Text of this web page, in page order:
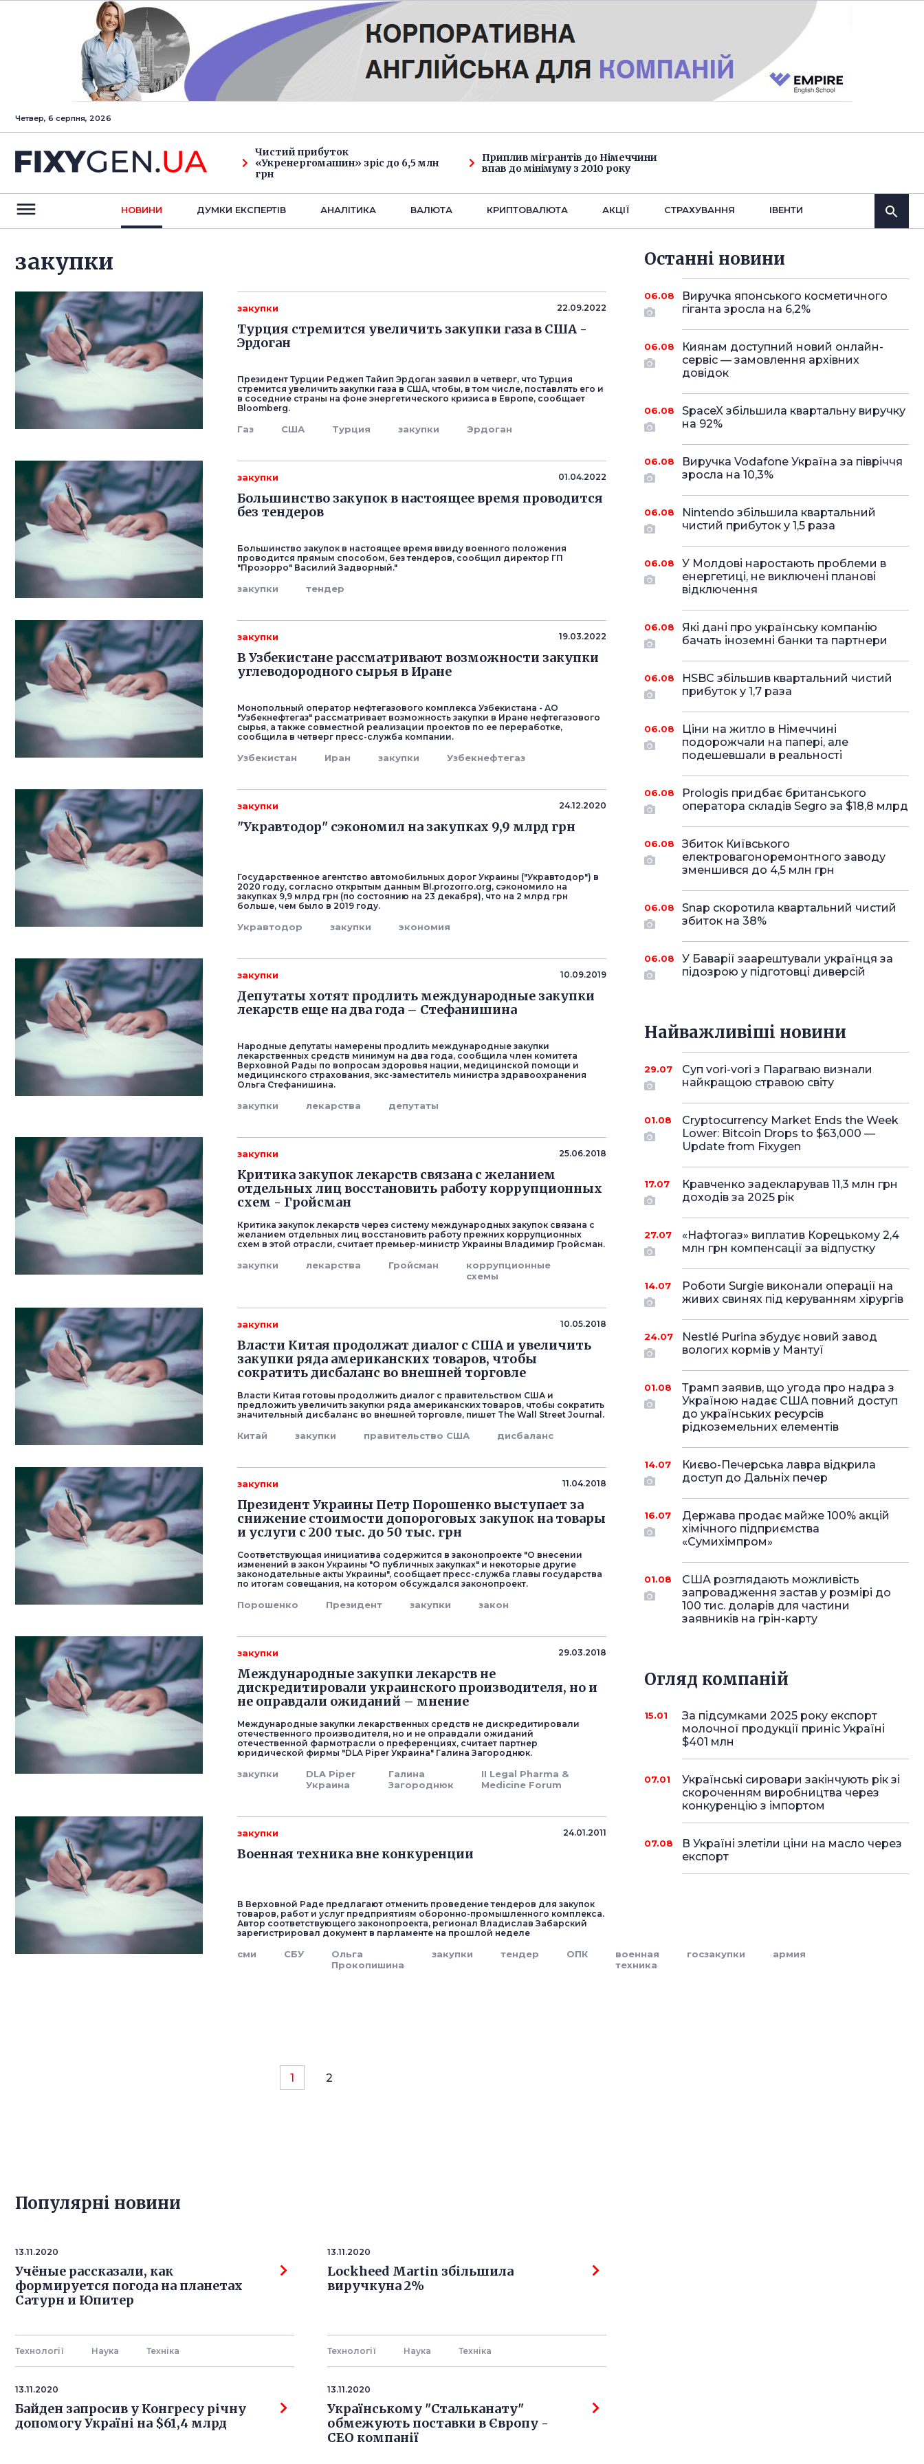
Четвер, 6 серпня, 2026
Чистий прибуток
«Укренергомашин» зріс до 6,5 млн
грн
Приплив мігрантів до Німеччини
впав до мінімуму з 2010 року
НОВИНИ ДУМКИ ЕКСПЕРТIВ АНАЛIТИКА ВАЛЮТА КРИПТОВАЛЮТА АКЦІЇ СТРАХУВАННЯ IВЕНТИ
закупки
закупки 22.09.2022
Турция стремится увеличить закупки газа в США -
Эрдоган
Президент Турции Реджеп Тайип Эрдоган заявил в четверг, что Турция
стремится увеличить закупки газа в США, чтобы, в том числе, поставлять его и
в соседние страны на фоне энергетического кризиса в Европе, сообщает
Bloomberg.
Газ США Турция закупки Эрдоган
закупки 01.04.2022
Большинство закупок в настоящее время проводится
без тендеров
Большинство закупок в настоящее время ввиду военного положения
проводится прямым способом, без тендеров, сообщил директор ГП
"Прозорро" Василий Задворный."
закупки тендер
закупки 19.03.2022
В Узбекистане рассматривают возможности закупки
углеводородного сырья в Иране
Монопольный оператор нефтегазового комплекса Узбекистана - АО
"Узбекнефтегаз" рассматривает возможность закупки в Иране нефтегазового
сырья, а также совместной реализации проектов по ее переработке,
сообщила в четверг пресс-служба компании.
Узбекистан Иран закупки Узбекнефтегаз
закупки 24.12.2020
"Укравтодор" сэкономил на закупках 9,9 млрд грн
Государственное агентство автомобильных дорог Украины ("Укравтодор") в
2020 году, согласно открытым данным BI.prozorro.org, сэкономило на
закупках 9,9 млрд грн (по состоянию на 23 декабря), что на 2 млрд грн
больше, чем было в 2019 году.
Укравтодор закупки экономия
закупки 10.09.2019
Депутаты хотят продлить международные закупки
лекарств еще на два года – Стефанишина
Народные депутаты намерены продлить международные закупки
лекарственных средств минимум на два года, сообщила член комитета
Верховной Рады по вопросам здоровья нации, медицинской помощи и
медицинского страхования, экс-заместитель министра здравоохранения
Ольга Стефанишина.
закупки лекарства депутаты
закупки 25.06.2018
Критика закупок лекарств связана с желанием
отдельных лиц восстановить работу коррупционных
схем - Гройсман
Критика закупок лекарств через систему международных закупок связана с
желанием отдельных лиц восстановить работу прежних коррупционных
схем в этой отрасли, считает премьер-министр Украины Владимир Гройсман.
закупки лекарства Гройсман
коррупционные
схемы
закупки 10.05.2018
Власти Китая продолжат диалог с США и увеличить
закупки ряда американских товаров, чтобы
сократить дисбаланс во внешней торговле
Власти Китая готовы продолжить диалог с правительством США и
предложить увеличить закупки ряда американских товаров, чтобы сократить
значительный дисбаланс во внешней торговле, пишет The Wall Street Journal.
Китай закупки правительство США дисбаланс
закупки 11.04.2018
Президент Украины Петр Порошенко выступает за
снижение стоимости допороговых закупок на товары
и услуги с 200 тыс. до 50 тыс. грн
Соответствующая инициатива содержится в законопроекте "О внесении
изменений в закон Украины "О публичных закупках" и некоторые другие
законодательные акты Украины", сообщает пресс-служба главы государства
по итогам совещания, на котором обсуждался законопроект.
Порошенко Президент закупки закон
закупки 29.03.2018
Международные закупки лекарств не
дискредитировали украинского производителя, но и
не оправдали ожиданий – мнение
Международные закупки лекарственных средств не дискредитировали
отечественного производителя, но и не оправдали ожиданий
отечественной фармотрасли о преференциях, считает партнер
юридической фирмы "DLA Piper Украина" Галина Загороднюк.
закупки
DLA Piper
Украина
Галина
Загороднюк
II Legal Pharma &
Medicine Forum
закупки 24.01.2011
Военная техника вне конкуренции
В Верховной Раде предлагают отменить проведение тендеров для закупок
товаров, работ и услуг предприятиям оборонно-промышленного комплекса.
Автор соответствующего законопроекта, регионал Владислав Забарский
зарегистрировал документ в парламенте на прошлой неделе
сми СБУ
Ольга
Прокопишина
закупки тендер ОПК
военная
техника
госзакупки армия
1 2
Популярнi новини
13.11.2020
Учёные рассказали, как
формируется погода на планетах
Сатурн и Юпитер
Технології Наука Технiка
13.11.2020
Lockheed Martin збільшила
виручкуна 2%
Технології Наука Технiка
13.11.2020
Байден запросив у Конгресу річну
допомогу Україні на $61,4 млрд
13.11.2020
Українському "Стальканату"
обмежують поставки в Європу -
СЕО компанії
Останнi новини
06.08
Виручка японського косметичного
гіганта зросла на 6,2%
06.08
Киянам доступний новий онлайн-
сервіс — замовлення архівних
довідок
06.08
SpaceX збільшила квартальну виручку
на 92%
06.08
Виручка Vodafone Україна за півріччя
зросла на 10,3%
06.08
Nintendo збільшила квартальний
чистий прибуток у 1,5 раза
06.08
У Молдові наростають проблеми в
енергетиці, не виключені планові
відключення
06.08
Які дані про українську компанію
бачать іноземні банки та партнери
06.08
HSBC збільшив квартальний чистий
прибуток у 1,7 раза
06.08
Ціни на житло в Німеччині
подорожчали на папері, але
подешевшали в реальності
06.08
Prologis придбає британського
оператора складів Segro за $18,8 млрд
06.08
Збиток Київського
електровагоноремонтного заводу
зменшився до 4,5 млн грн
06.08
Snap скоротила квартальний чистий
збиток на 38%
06.08
У Баварії заарештували українця за
підозрою у підготовці диверсій
Найважливіші новини
29.07
Суп vori-vori з Парагваю визнали
найкращою стравою світу
01.08
Cryptocurrency Market Ends the Week
Lower: Bitcoin Drops to $63,000 —
Update from Fixygen
17.07
Кравченко задекларував 11,3 млн грн
доходів за 2025 рік
27.07
«Нафтогаз» виплатив Корецькому 2,4
млн грн компенсації за відпустку
14.07
Роботи Surgie виконали операції на
живих свинях під керуванням хірургів
24.07
Nestlé Purina збудує новий завод
вологих кормів у Мантуї
01.08
Трамп заявив, що угода про надра з
Україною надає США повний доступ
до українських ресурсів
рідкоземельних елементів
14.07
Києво-Печерська лавра відкрила
доступ до Дальніх печер
16.07
Держава продає майже 100% акцій
хімічного підприємства
«Сумихімпром»
01.08
США розглядають можливість
запровадження застав у розмірі до
100 тис. доларів для частини
заявників на грін-карту
Огляд компаній
15.01
За підсумками 2025 року експорт
молочної продукції приніс Україні
$401 млн
07.01
Українські сировари закінчують рік зі
скороченням виробництва через
конкуренцію з імпортом
07.08
В Україні злетіли ціни на масло через
експорт